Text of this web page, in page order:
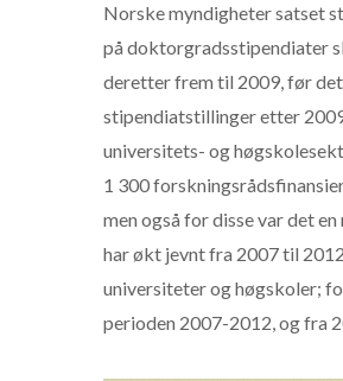
Norske myndigheter satset
på doktorgradsstipendiater
deretter frem til 2009, før
stipendiatstillinger etter
universitets- og
1 300
men også for disse var det
har økt jevnt fra 2007 til
universiteter og høgskoler;
perioden 2007-2012, og fra